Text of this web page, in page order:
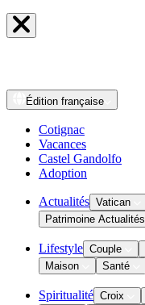
Édition française
Cotignac
Vacances
Castel Gandolfo
Adoption
Actualités Vatican
Patrimoine Actualités
Lifestyle Couple
Maison
Santé
Spiritualité Croix